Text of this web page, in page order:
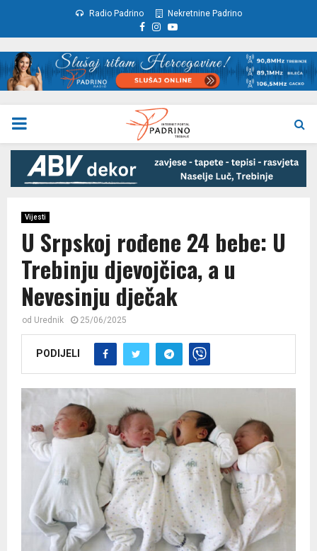
Radio Padrino Nekretnine Padrino
Facebook
Instagram
Youtube
PRIMARY
MENU
Vijesti
U Srpskoj rođene 24 bebe: U
Trebinju djevojčica, a u
Nevesinju dječak
od Urednik 25/06/2025
PODIJELI